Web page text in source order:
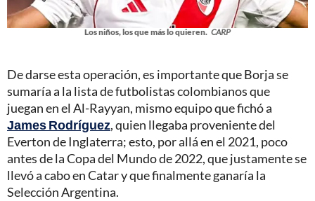
Los niños, los que más lo quieren. CARP
De darse esta operación, es importante que Borja se
sumaría a la lista de futbolistas colombianos que
juegan en el Al-Rayyan, mismo equipo que fichó a
James Rodríguez, quien llegaba proveniente del
Everton de Inglaterra; esto, por allá en el 2021, poco
antes de la Copa del Mundo de 2022, que justamente se
llevó a cabo en Catar y que finalmente ganaría la
Selección Argentina.